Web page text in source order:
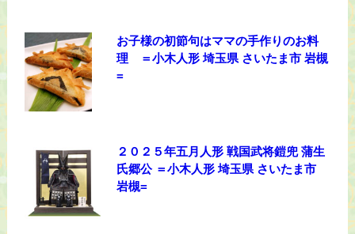
お子様の初節句はママの手作りのお料
理 ＝小木人形 埼玉県 さいたま市 岩槻
=
２０２５年五月人形 戦国武将鎧兜 蒲生
氏郷公 ＝小木人形 埼玉県 さいたま市
岩槻=